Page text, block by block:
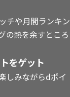
チや月間ランキン
の熱を余すところ
をゲット
しみながらdポイ